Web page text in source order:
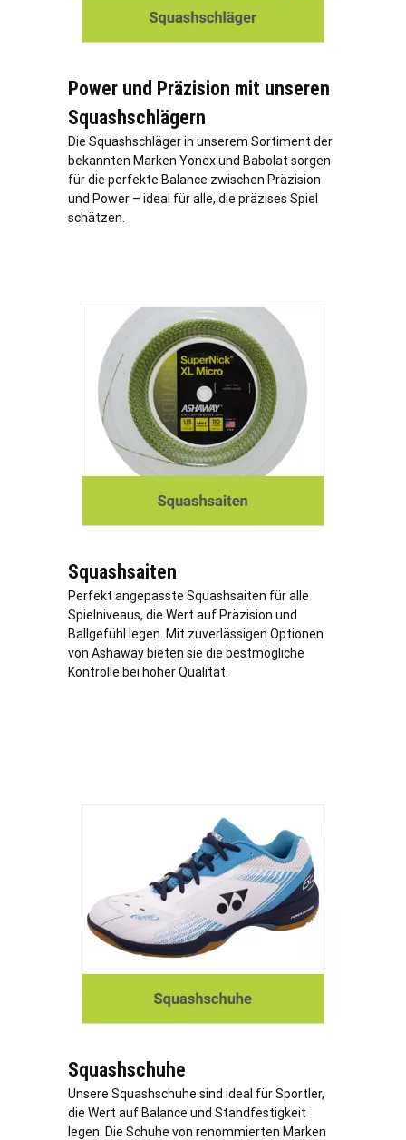
Power und Präzision mit unseren
Squashschlägern
Die Squashschläger in unserem Sortiment der
bekannten Marken Yonex und Babolat sorgen
für die perfekte Balance zwischen Präzision
und Power – ideal für alle, die präzises Spiel
schätzen.
Squashsaiten
Perfekt angepasste Squashsaiten für alle
Spielniveaus, die Wert auf Präzision und
Ballgefühl legen. Mit zuverlässigen Optionen
von Ashaway bieten sie die bestmögliche
Kontrolle bei hoher Qualität.
Squashschuhe
Unsere Squashschuhe sind ideal für Sportler,
die Wert auf Balance und Standfestigkeit
legen. Die Schuhe von renommierten Marken